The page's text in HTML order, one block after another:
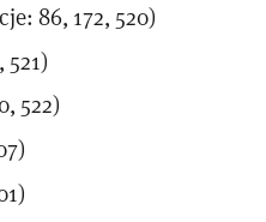
86, 172, 520)
522)